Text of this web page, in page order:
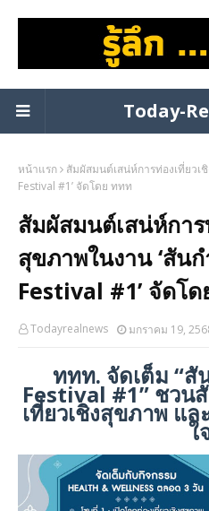
Today-
หน้าแรก
สัมผัสมนต์เสน่ห์การท่องเที่ยวเ
Festival #1’ จัดโดย ททท
สัมผัสมนต์เสน่ห์การ
สุขภาพในงาน ‘สัน
Festival #1’ จัดโ
Todayrealnews มกราคม 19,
ททท. จัดเต็ม “สั
Festival #1” ชวน
เที่ยวเชิงสุขภาพ แ
ใ